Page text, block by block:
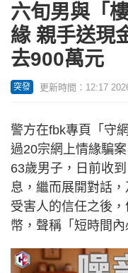
六旬男與「
緣 親手送現
去900萬元
突發 更新時間：12:17
警方在fbk專頁「守
過20宗網上情緣騙
63歲男子，日前收
息，繼而展開對話
受害人的信任之後
幣，聲稱「短時間內